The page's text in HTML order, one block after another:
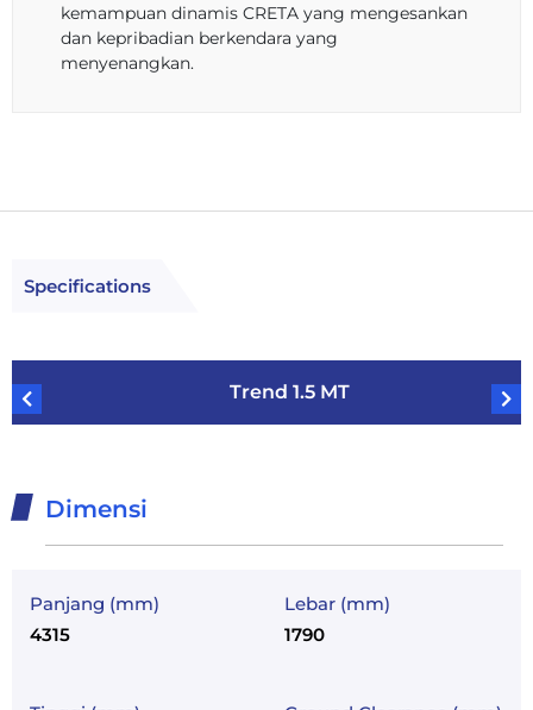
kemampuan dinamis CRETA yang mengesankan
dan kepribadian berkendara yang
menyenangkan.
Specifications
Trend 1.5 MT
Dimensi
Panjang (mm)
4315
Lebar (mm)
1790